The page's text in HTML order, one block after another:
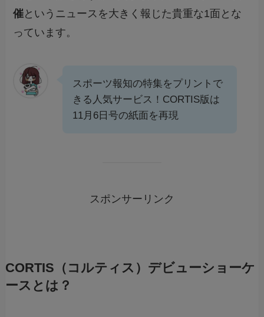
催というニュースを大きく報じた貴重な1面とな
っています。
スポーツ報知の特集をプリントで
きる人気サービス！CORTIS版は
11月6日号の紙面を再現
スポンサーリンク
CORTIS（コルティス）デビューショーケ
ースとは？